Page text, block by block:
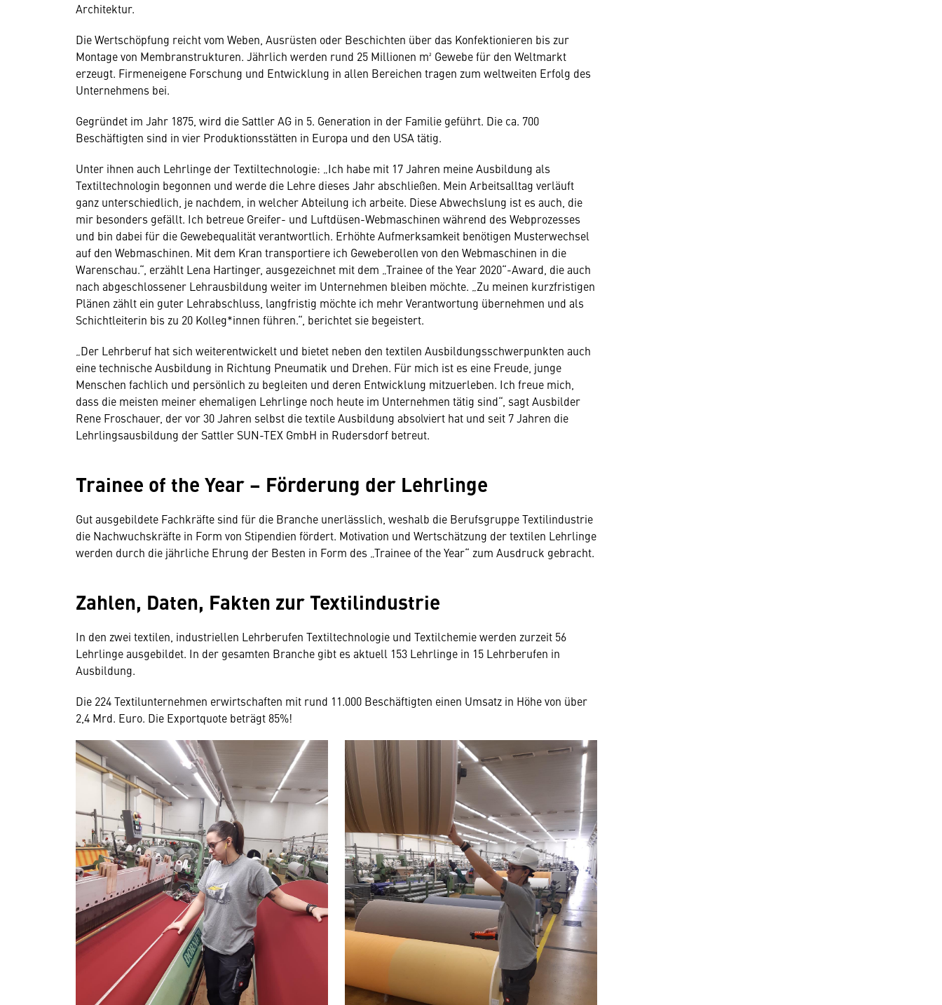
Architektur.
Die Wertschöpfung reicht vom Weben, Ausrüsten oder Beschichten über das Konfektionieren bis zur
Montage von Membranstrukturen. Jährlich werden rund 25 Millionen m² Gewebe für den Weltmarkt
erzeugt. Firmeneigene Forschung und Entwicklung in allen Bereichen tragen zum weltweiten Erfolg des
Unternehmens bei.
Gegründet im Jahr 1875, wird die Sattler AG in 5. Generation in der Familie geführt. Die ca. 700
Beschäftigten sind in vier Produktionsstätten in Europa und den USA tätig.
Unter ihnen auch Lehrlinge der Textiltechnologie: „Ich habe mit 17 Jahren meine Ausbildung als
Textiltechnologin begonnen und werde die Lehre dieses Jahr abschließen. Mein Arbeitsalltag verläuft
ganz unterschiedlich, je nachdem, in welcher Abteilung ich arbeite. Diese Abwechslung ist es auch, die
mir besonders gefällt. Ich betreue Greifer- und Luftdüsen-Webmaschinen während des Webprozesses
und bin dabei für die Gewebequalität verantwortlich. Erhöhte Aufmerksamkeit benötigen Musterwechsel
auf den Webmaschinen. Mit dem Kran transportiere ich Geweberollen von den Webmaschinen in die
Warenschau.“, erzählt Lena Hartinger, ausgezeichnet mit dem „Trainee of the Year 2020“-Award, die auch
nach abgeschlossener Lehrausbildung weiter im Unternehmen bleiben möchte. „Zu meinen kurzfristigen
Plänen zählt ein guter Lehrabschluss, langfristig möchte ich mehr Verantwortung übernehmen und als
Schichtleiterin bis zu 20 Kolleg*innen führen.“, berichtet sie begeistert.
„Der Lehrberuf hat sich weiterentwickelt und bietet neben den textilen Ausbildungsschwerpunkten auch
eine technische Ausbildung in Richtung Pneumatik und Drehen. Für mich ist es eine Freude, junge
Menschen fachlich und persönlich zu begleiten und deren Entwicklung mitzuerleben. Ich freue mich,
dass die meisten meiner ehemaligen Lehrlinge noch heute im Unternehmen tätig sind“, sagt Ausbilder
Rene Froschauer, der vor 30 Jahren selbst die textile Ausbildung absolviert hat und seit 7 Jahren die
Lehrlingsausbildung der Sattler SUN-TEX GmbH in Rudersdorf betreut.
Trainee of the Year – Förderung der Lehrlinge
Gut ausgebildete Fachkräfte sind für die Branche unerlässlich, weshalb die Berufsgruppe Textilindustrie
die Nachwuchskräfte in Form von Stipendien fördert. Motivation und Wertschätzung der textilen Lehrlinge
werden durch die jährliche Ehrung der Besten in Form des „Trainee of the Year“ zum Ausdruck gebracht.
Zahlen, Daten, Fakten zur Textilindustrie
In den zwei textilen, industriellen Lehrberufen Textiltechnologie und Textilchemie werden zurzeit 56
Lehrlinge ausgebildet. In der gesamten Branche gibt es aktuell 153 Lehrlinge in 15 Lehrberufen in
Ausbildung.
Die 224 Textilunternehmen erwirtschaften mit rund 11.000 Beschäftigten einen Umsatz in Höhe von über
2,4 Mrd. Euro. Die Exportquote beträgt 85%!